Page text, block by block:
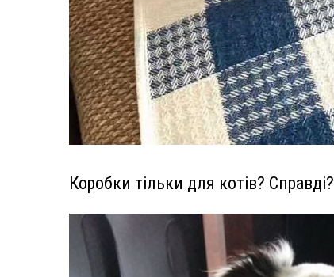
Коробки тільки для котів? Справді?